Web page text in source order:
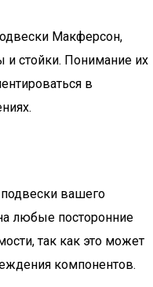
Макферсон,
и стойки. Понимание их
в
подвески вашего
любые посторонние
так как это может
компонентов.